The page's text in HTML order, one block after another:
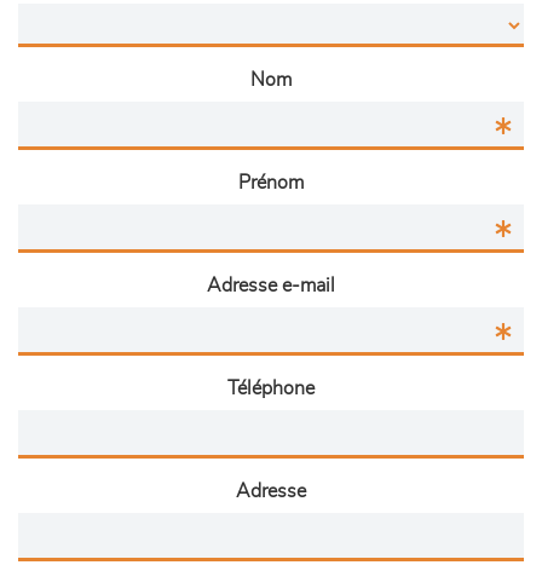
Nom
Prénom
Adresse e-mail
Téléphone
Adresse